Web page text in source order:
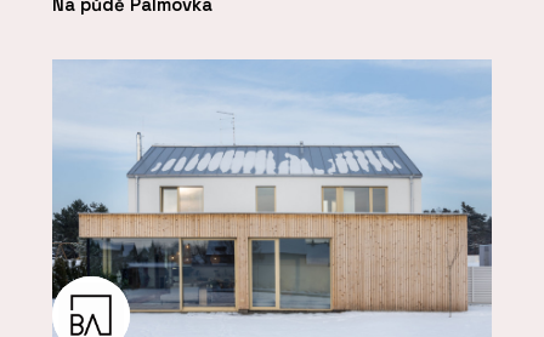
Na půdě Palmovka